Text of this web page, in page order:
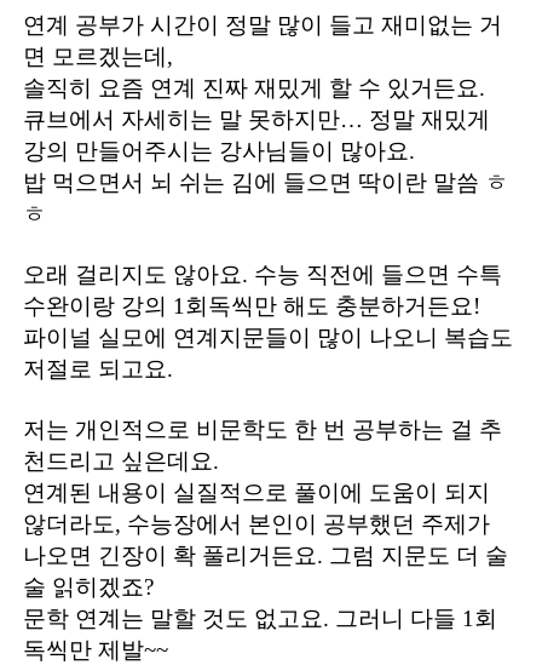
연계 공부가 시간이 정말 많이 들고 재미없는 거
면 모르겠는데,
솔직히 요즘 연계 진짜 재밌게 할 수 있거든요.
큐브에서 자세히는 말 못하지만… 정말 재밌게
강의 만들어주시는 강사님들이 많아요.
밥 먹으면서 뇌 쉬는 김에 들으면 딱이란 말씀 ㅎ
ㅎ
오래 걸리지도 않아요. 수능 직전에 들으면 수특
수완이랑 강의 1회독씩만 해도 충분하거든요!
파이널 실모에 연계지문들이 많이 나오니 복습도
저절로 되고요.
저는 개인적으로 비문학도 한 번 공부하는 걸 추
천드리고 싶은데요.
연계된 내용이 실질적으로 풀이에 도움이 되지
않더라도, 수능장에서 본인이 공부했던 주제가
나오면 긴장이 확 풀리거든요. 그럼 지문도 더 술
술 읽히겠죠?
문학 연계는 말할 것도 없고요. 그러니 다들 1회
독씩만 제발~~